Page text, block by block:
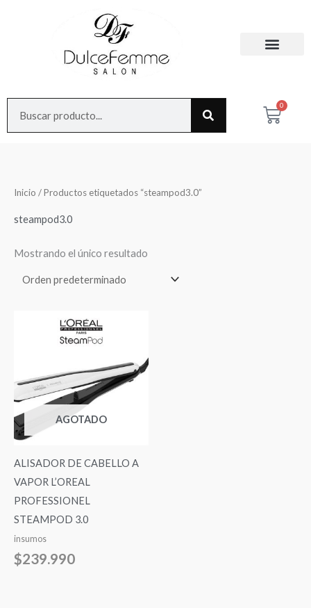
0
Cart
Inicio / Productos etiquetados “steampod3.0”
steampod3.0
Mostrando el único resultado
AGOTADO
ALISADOR DE CABELLO A
VAPOR L’OREAL
PROFESSIONEL
STEAMPOD 3.0
insumos
$239.990